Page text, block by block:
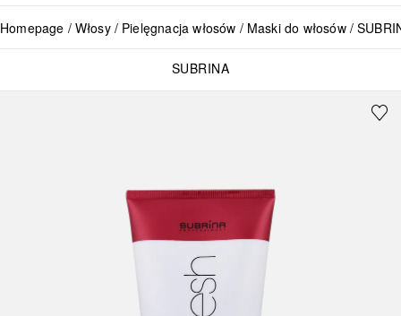
Homepage Włosy Pielęgnacja włosów Maski do włosów
SUBRINA